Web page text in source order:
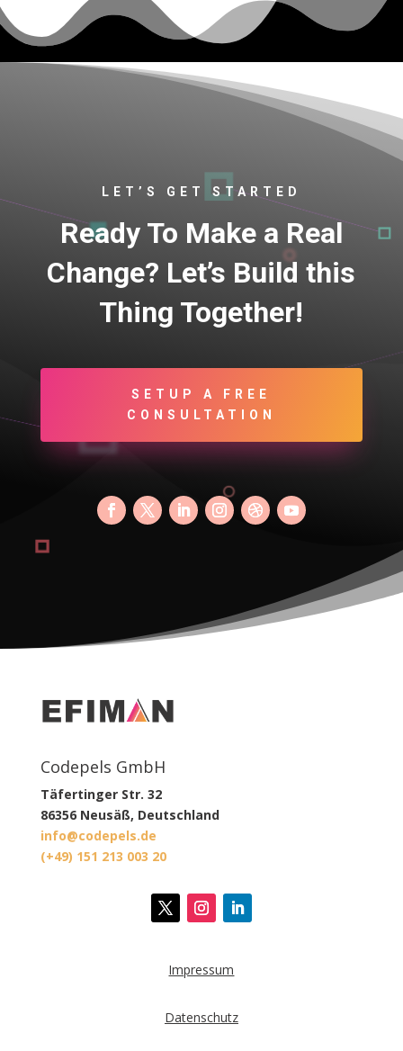
LET’S GET STARTED
Ready To Make a Real
Change? Let’s Build this
Thing Together!
SETUP A FREE
CONSULTATION
Codepels GmbH
Täfertinger Str. 32
86356 Neusäß, Deutschland
info@codepels.de
(+49) 151 213 003 20
Impressum
Datenschutz